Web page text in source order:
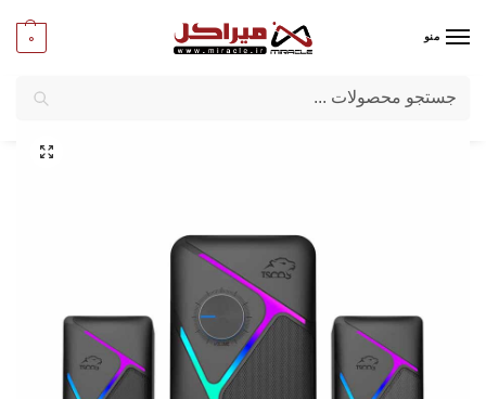
منو 0
میراکل/کامپیوتر/قطعات جانبی